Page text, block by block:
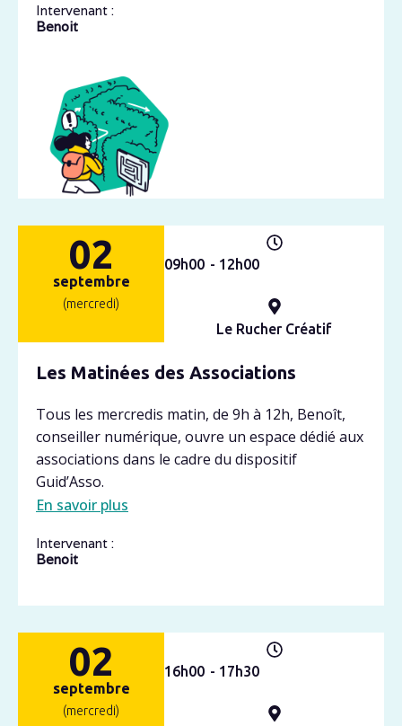
Intervenant :
Benoit
02
septembre
(mercredi)
09h00 - 12h00
Le Rucher Créatif
Les Matinées des Associations
Tous les mercredis matin, de 9h à 12h, Benoît,
conseiller numérique, ouvre un espace dédié aux
associations dans le cadre du dispositif
Guid’Asso.
En savoir plus
Intervenant :
Benoit
02
septembre
(mercredi)
16h00 - 17h30